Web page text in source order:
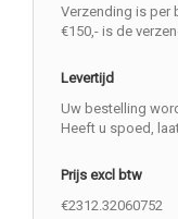
Verzending is per
€150,- is de
Levertijd
Uw bestelling
Heeft u spoed,
Prijs excl btw
€2312.32060752